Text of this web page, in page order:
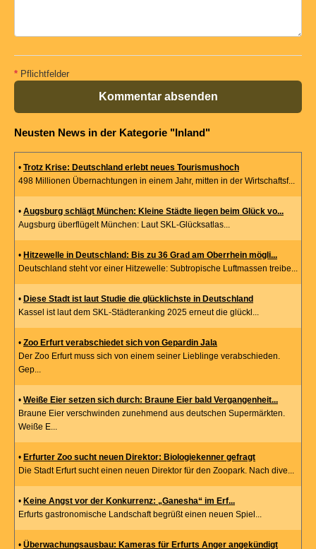
* Pflichtfelder
Kommentar absenden
Neusten News in der Kategorie "Inland"
• Trotz Krise: Deutschland erlebt neues Tourismushoch
498 Millionen Übernachtungen in einem Jahr, mitten in der Wirtschaftsf...
• Augsburg schlägt München: Kleine Städte liegen beim Glück vo...
Augsburg überflügelt München: Laut SKL-Glücksatlas...
• Hitzewelle in Deutschland: Bis zu 36 Grad am Oberrhein mögli...
Deutschland steht vor einer Hitzewelle: Subtropische Luftmassen treibe...
• Diese Stadt ist laut Studie die glücklichste in Deutschland
Kassel ist laut dem SKL-Städteranking 2025 erneut die glückl...
• Zoo Erfurt verabschiedet sich von Gepardin Jala
Der Zoo Erfurt muss sich von einem seiner Lieblinge verabschieden.
Gep...
• Weiße Eier setzen sich durch: Braune Eier bald Vergangenheit...
Braune Eier verschwinden zunehmend aus deutschen Supermärkten.
Weiße E...
• Erfurter Zoo sucht neuen Direktor: Biologiekenner gefragt
Die Stadt Erfurt sucht einen neuen Direktor für den Zoopark. Nach dive...
• Keine Angst vor der Konkurrenz: „Ganesha“ im Erf...
Erfurts gastronomische Landschaft begrüßt einen neuen Spiel...
• Überwachungsausbau: Kameras für Erfurts Anger angekündigt